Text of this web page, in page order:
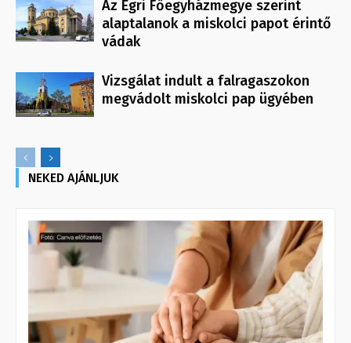
Az Egri Főegyházmegye szerint
alaptalanok a miskolci papot érintő
vádak
Vizsgálat indult a falragaszokon
megvádolt miskolci pap ügyében
NEKED AJÁNLJUK